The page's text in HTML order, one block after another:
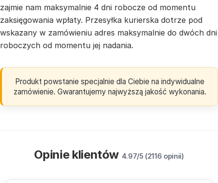
zajmie nam maksymalnie 4 dni robocze od momentu
zaksięgowania wpłaty. Przesyłka kurierska dotrze pod
wskazany w zamówieniu adres maksymalnie do dwóch dni
roboczych od momentu jej nadania.
Produkt powstanie specjalnie dla Ciebie na indywidualne
zamówienie. Gwarantujemy najwyższą jakość wykonania.
Opinie klientów 4.97/5 (2116 opinii)